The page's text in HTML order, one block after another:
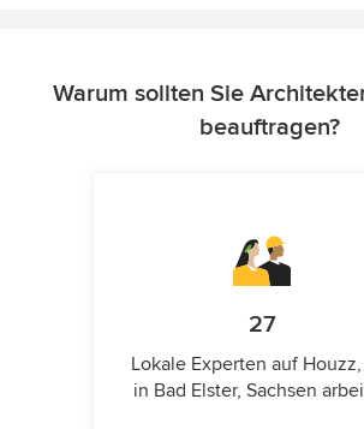
Warum sollten Sie
beauftragen?
27
Lokale Experten auf
in Bad Elster, Sachsen